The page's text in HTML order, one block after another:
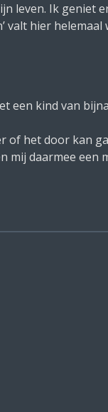
leven. Ik geniet
valt hier
een kind van
of het door kan
mij daarmee een